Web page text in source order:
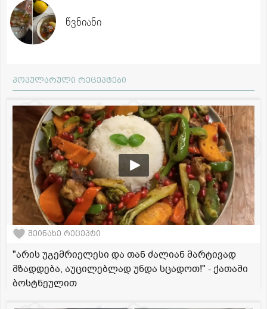
წვნიანი
პოპულარული რეცეპტები
შეინახე რეცეპტი
"არის უგემრიელესი და თან ძალიან მარტივად
მზადდება, აუცილებლად უნდა სცადოთ!" - ქათამი
ბოსტნეულით